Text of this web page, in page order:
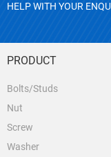
HELP WITH YOUR
PRODUCT
Bolts/Studs
Nut
Screw
Washer